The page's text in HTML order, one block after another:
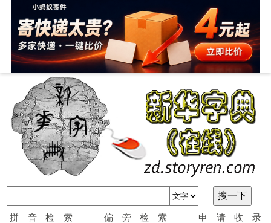
拼音检索 偏旁检索 申请收录